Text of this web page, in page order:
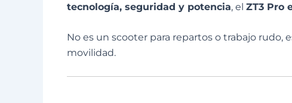
tecnología, seguridad y potencia, el ZT3 Pro
No es un scooter para repartos o trabajo
movilidad.